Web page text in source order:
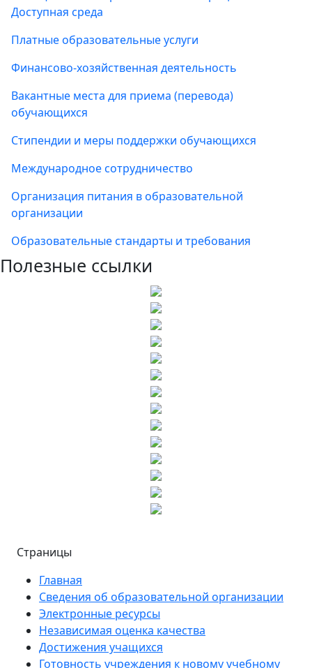
Доступная среда
Платные образовательные услуги
Финансово-хозяйственная деятельность
Вакантные места для приема (перевода)
обучающихся
Стипендии и меры поддержки обучающихся
Международное сотрудничество
Организация питания в образовательной
организации
Образовательные стандарты и требования
Полезные ссылки
Страницы
Главная
Сведения об образовательной организации
Электронные ресурсы
Независимая оценка качества
Достижения учащихся
Готовность учреждения к новому учебному